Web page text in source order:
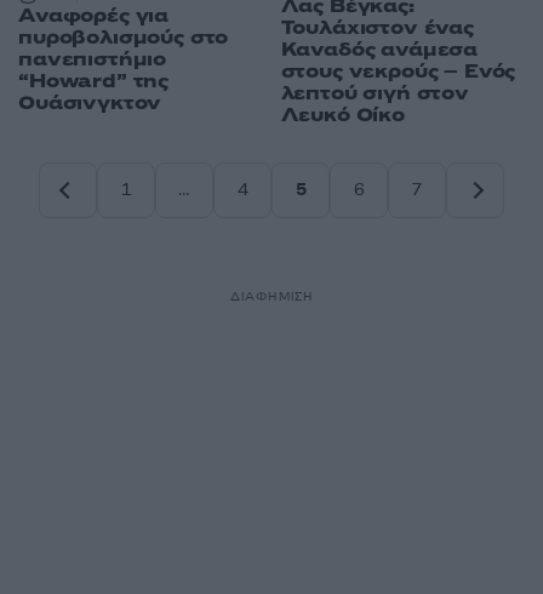
Αναφορές για
πυροβολισμούς στο
πανεπιστήμιο
“Howard” της
Ουάσινγκτον
Λας Βέγκας:
Τουλάχιστον ένας
Καναδός ανάμεσα
στους νεκρούς – Ενός
λεπτού σιγή στον
Λευκό Οίκο
1
…
4
5
6
7
ΔΙΑΦΗΜΙΣΗ